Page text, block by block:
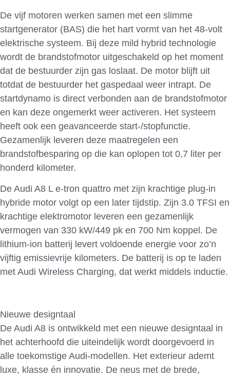
De vijf motoren werken samen met een slimme
startgenerator (BAS) die het hart vormt van het 48-volt
elektrische systeem. Bij deze mild hybrid technologie
wordt de brandstofmotor uitgeschakeld op het moment
dat de bestuurder zijn gas loslaat. De motor blijft uit
totdat de bestuurder het gaspedaal weer intrapt. De
startdynamo is direct verbonden aan de brandstofmotor
en kan deze ongemerkt weer activeren. Het systeem
heeft ook een geavanceerde start-/stopfunctie.
Gezamenlijk leveren deze maatregelen een
brandstofbesparing op die kan oplopen tot 0,7 liter per
honderd kilometer.
De Audi A8 L e-tron quattro met zijn krachtige plug-in
hybride motor volgt op een later tijdstip. Zijn 3.0 TFSI en
krachtige elektromotor leveren een gezamenlijk
vermogen van 330 kW/449 pk en 700 Nm koppel. De
lithium-ion batterij levert voldoende energie voor zo’n
vijftig emissievrije kilometers. De batterij is op te laden
met Audi Wireless Charging, dat werkt middels inductie.
Nieuwe designtaal
De Audi A8 is ontwikkeld met een nieuwe designtaal in
het achterhoofd die uiteindelijk wordt doorgevoerd in
alle toekomstige Audi-modellen. Het exterieur ademt
luxe, klasse én innovatie. De neus met de brede,